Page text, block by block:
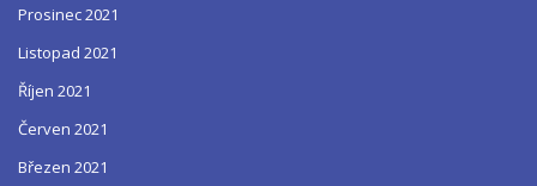
Prosinec 2021
Listopad 2021
Říjen 2021
Červen 2021
Březen 2021